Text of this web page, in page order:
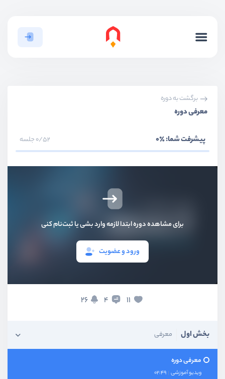
برگشت به دوره
معرفی دوره
پیشرفت شما:٪0 0/52 جلسه
برای مشاهده دوره ابتدا لازمه وارد بشی یا ثبت‌نام کنی
ورود و عضویت
11
4
26
بخش اول معرفی
معرفی دوره
ویدیو آموزشی 02:49